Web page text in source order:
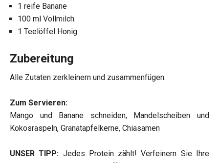
1 reife Banane
100 ml Vollmilch
1 Teelöffel Honig
Zubereitung
Alle Zutaten zerkleinern und zusammenfügen.
Zum Servieren:
Mango und Banane schneiden, Mandelscheiben und
Kokosraspeln, Granatapfelkerne, Chiasamen
UNSER TIPP: Jedes Protein zählt! Verfeinern Sie Ihre